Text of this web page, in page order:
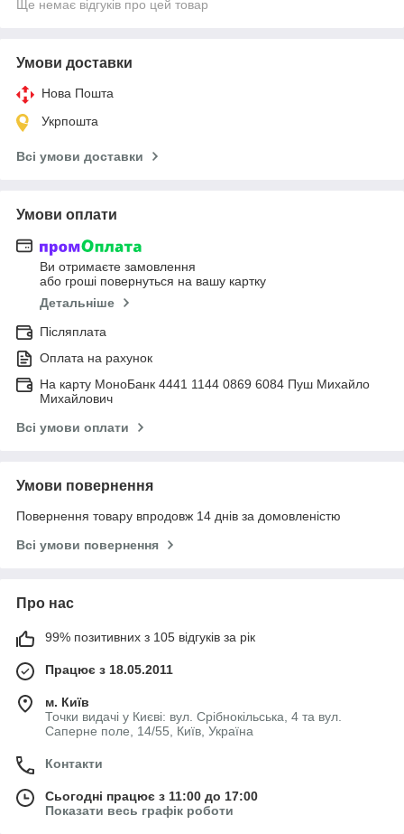
Ще немає відгуків про цей товар
Умови доставки
Нова Пошта
Укрпошта
Всі умови доставки
Умови оплати
Ви отримаєте замовлення
або гроші повернуться на вашу картку
Детальніше
Післяплата
Оплата на рахунок
На карту МоноБанк 4441 1144 0869 6084 Пуш Михайло
Михайлович
Всі умови оплати
Умови повернення
Повернення товару впродовж 14 днів за домовленістю
Всі умови повернення
Про нас
99% позитивних з 105 відгуків за рік
Працює з 18.05.2011
м. Київ
Точки видачі у Києві: вул. Срібнокільська, 4 та вул.
Саперне поле, 14/55, Київ, Україна
Контакти
Сьогодні працює з 11:00 до 17:00
Показати весь графік роботи